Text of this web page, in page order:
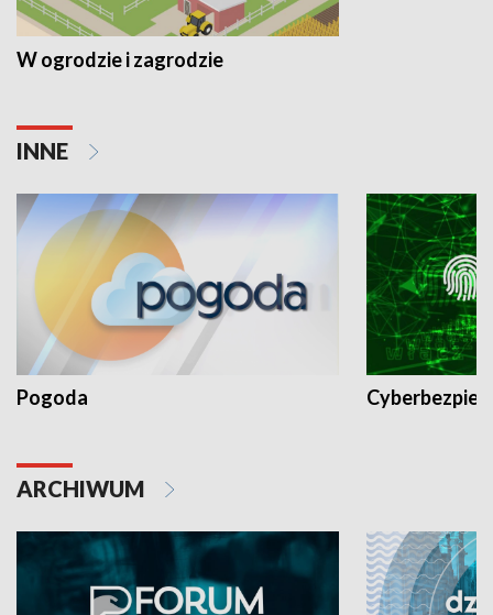
W ogrodzie i zagrodzie
INNE
Pogoda
ARCHIWUM